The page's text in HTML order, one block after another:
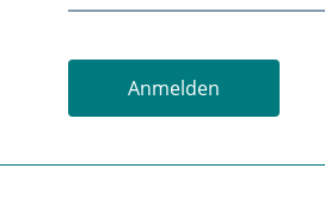
Anmelden